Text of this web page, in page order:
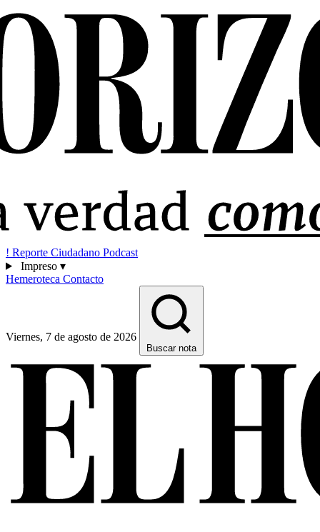
! Reporte Ciudadano Podcast
Impreso ▾
Hemeroteca Contacto
Viernes, 7 de agosto de 2026
Buscar nota